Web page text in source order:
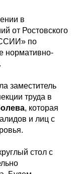
в
от Ростовского
по
нормативно-
заместитель
труда в
, которая
и лиц с
стол с